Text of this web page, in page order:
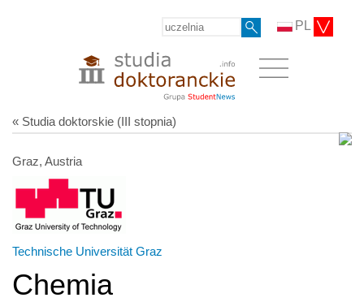
PL
« Studia doktorskie (III stopnia)
Graz, Austria
Technische Universität Graz
Chemia